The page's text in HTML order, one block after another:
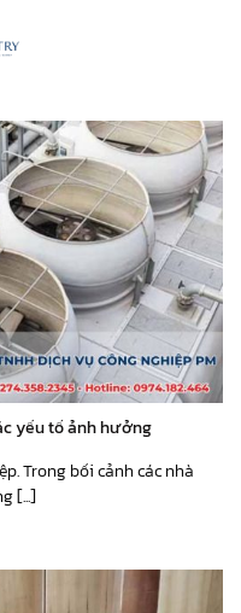
yếu tố ảnh hưởng
Trong bối cảnh các nhà
[...]